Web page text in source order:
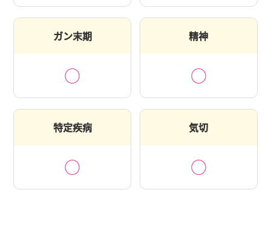
ガン末期
○
精神
○
特定疾病
○
気切
○